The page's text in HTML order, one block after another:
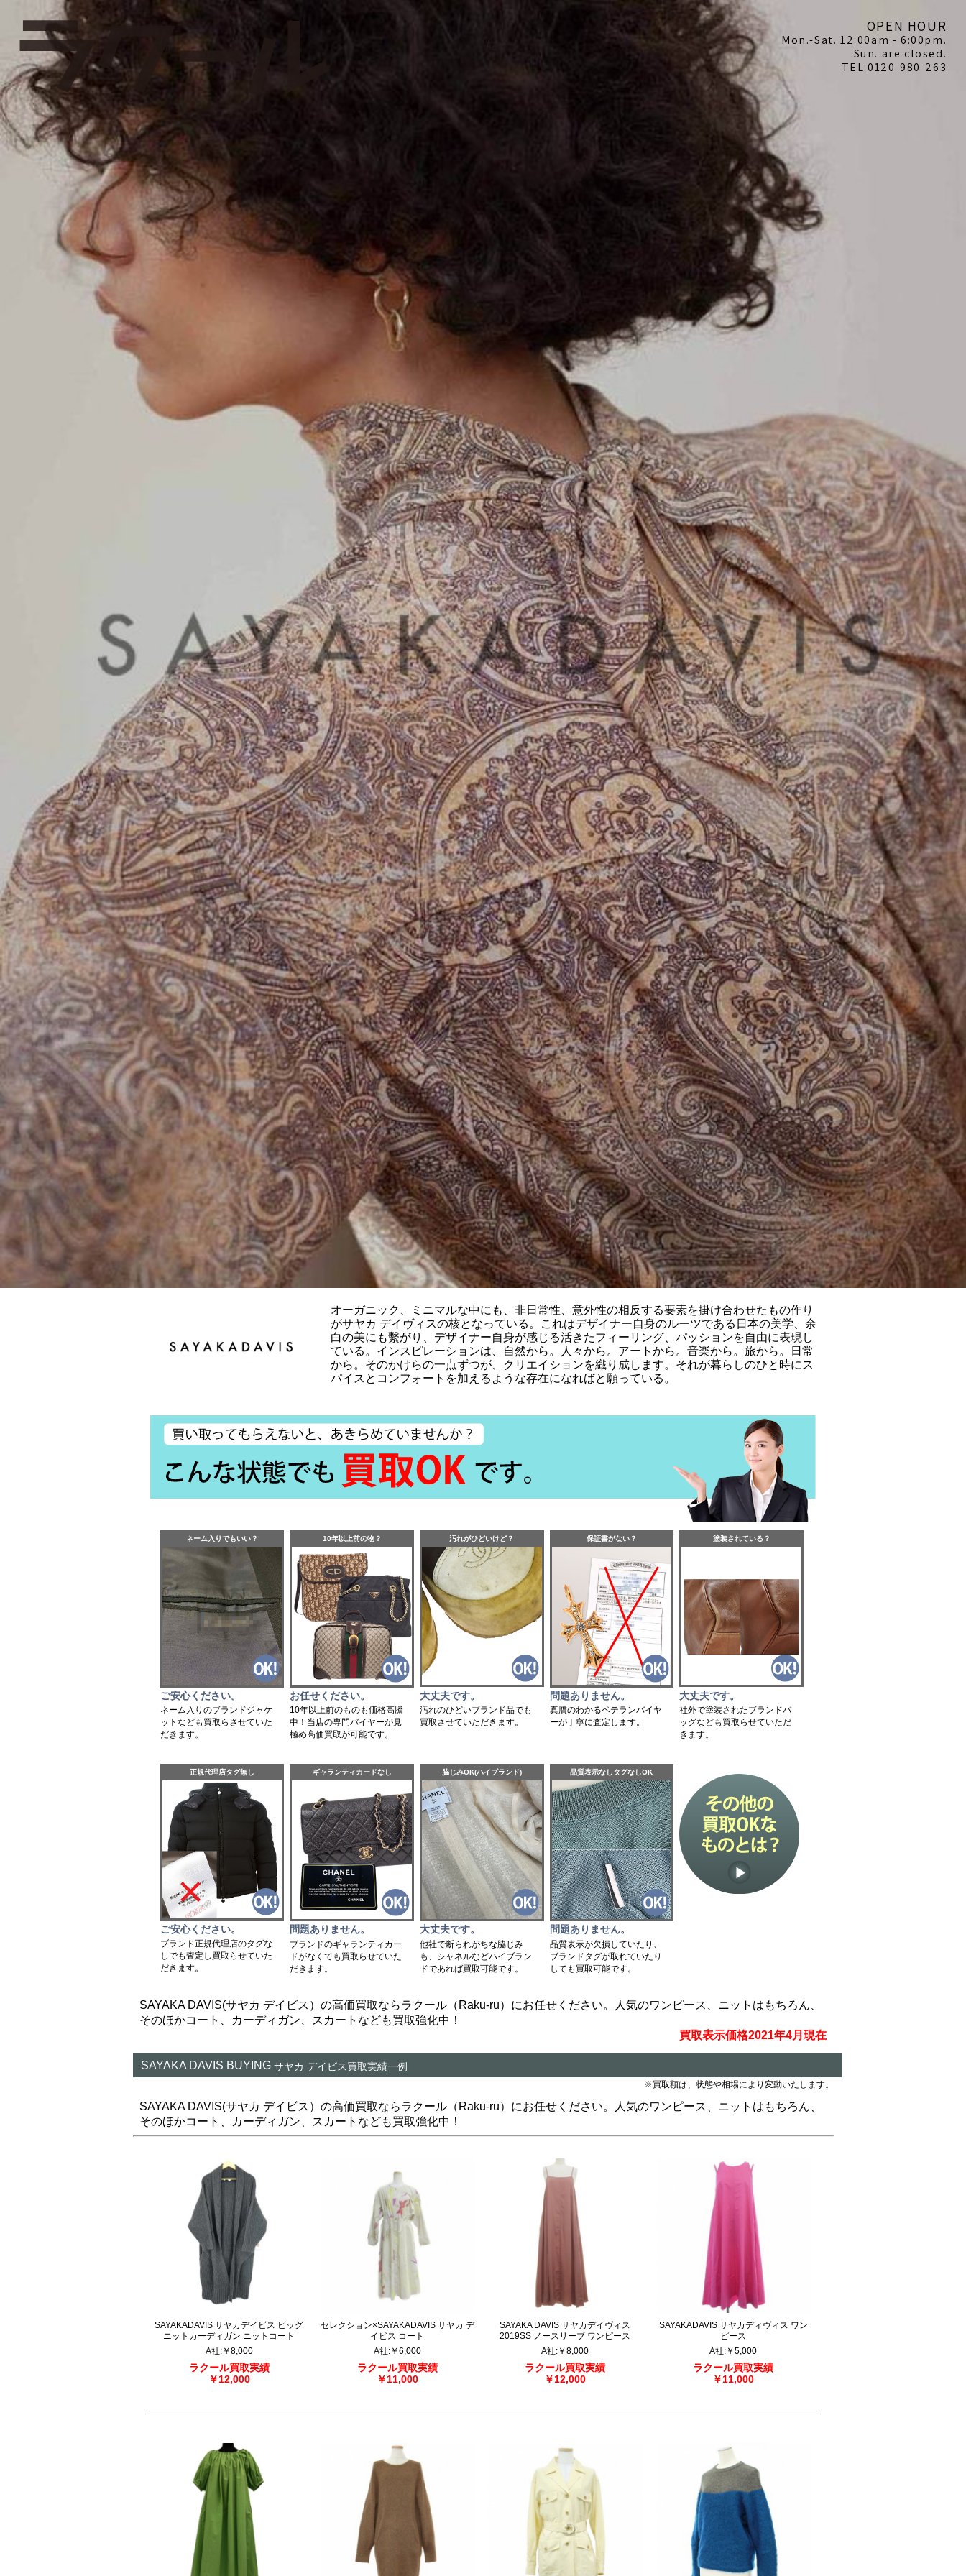
OPEN HOUR
Mon.-Sat. 12:00am - 6:00pm.
Sun. are closed.
TEL:0120-980-263
オーガニック、ミニマルな中にも、非日常性、意外性の相反する要素を掛け合わせたもの作り
がサヤカ デイヴィスの核となっている。これはデザイナー自身のルーツである日本の美学、余
白の美にも繫がり、デザイナー自身が感じる活きたフィーリング、パッションを自由に表現し
ている。インスピレーションは、自然から。人々から。アートから。音楽から。旅から。日常
から。そのかけらの一点ずつが、クリエイションを織り成します。それが暮らしのひと時にス
パイスとコンフォートを加えるような存在になればと願っている。
ネーム入りでもいい？
ご安心ください。
ネーム入りのブランドジャケ
ットなども買取らさせていた
だきます。
10年以上前の物？
お任せください。
10年以上前のものも価格高騰
中！当店の専門バイヤーが見
極め高価買取が可能です。
汚れがひどいけど？
大丈夫です。
汚れのひどいブランド品でも
買取させていただきます。
保証書がない？
問題ありません。
真贋のわかるベテランバイヤ
ーが丁寧に査定します。
塗装されている？
大丈夫です。
社外で塗装されたブランドバ
ッグなども買取らせていただ
きます。
正規代理店タグ無し
ご安心ください。
ブランド正規代理店のタグな
しでも査定し買取らせていた
だきます。
ギャランティカードなし
問題ありません。
ブランドのギャランティカー
ドがなくても買取らせていた
だきます。
脇じみOK(ハイブランド)
大丈夫です。
他社で断られがちな脇じみ
も、シャネルなどハイブラン
ドであれば買取可能です。
品質表示なしタグなしOK
問題ありません。
品質表示が欠損していたり、
ブランドタグが取れていたり
しても買取可能です。
SAYAKA DAVIS(サヤカ デイビス）の高価買取ならラクール（Raku-ru）にお任せください。人気のワンピース、ニットはもちろん、
そのほかコート、カーディガン、スカートなども買取強化中！
買取表示価格2021年4月現在
SAYAKA DAVIS BUYING サヤカ デイビス買取実績一例
※買取額は、状態や相場により変動いたします。
SAYAKA DAVIS(サヤカ デイビス）の高価買取ならラクール（Raku-ru）にお任せください。人気のワンピース、ニットはもちろん、
そのほかコート、カーディガン、スカートなども買取強化中！
SAYAKADAVIS サヤカデイビス ビッグ
ニットカーディガン ニットコート
A社:￥8,000
ラクール買取実績
￥12,000
セレクション×SAYAKADAVIS サヤカ デ
イビス コート
A社:￥6,000
ラクール買取実績
￥11,000
SAYAKA DAVIS サヤカデイヴィス
2019SS ノースリーブ ワンピース
A社: ￥8,000
ラクール買取実績
￥12,000
SAYAKADAVIS サヤカディヴィス ワン
ピース
A社: ￥5,000
ラクール買取実績
￥11,000